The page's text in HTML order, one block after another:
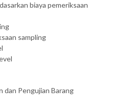
biaya pemeriksaan
sampling
dan Pengujian Barang